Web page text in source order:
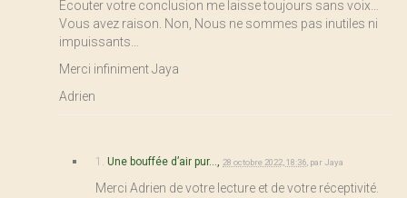
Ecouter votre conclusion me laisse toujours sans voix…
Vous avez raison. Non, Nous ne sommes pas inutiles ni
impuissants…
Merci infiniment Jaya
Adrien
1. Une bouffée d’air pur..., 28 octobre 2022, 18:36 parJaya
Merci Adrien de votre lecture et de votre réceptivité.